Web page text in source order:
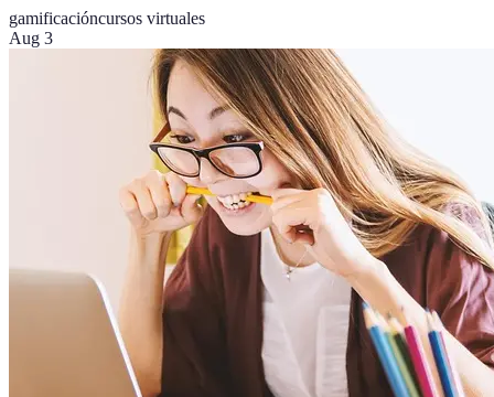
gamificacióncursos virtuales
Aug 3